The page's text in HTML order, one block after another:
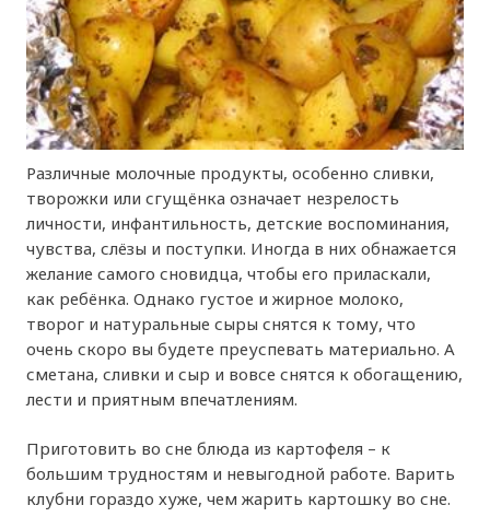
Различные молочные продукты, особенно сливки,
творожки или сгущёнка означает незрелость
личности, инфантильность, детские воспоминания,
чувства, слёзы и поступки. Иногда в них обнажается
желание самого сновидца, чтобы его приласкали,
как ребёнка. Однако густое и жирное молоко,
творог и натуральные сыры снятся к тому, что
очень скоро вы будете преуспевать материально. А
сметана, сливки и сыр и вовсе снятся к обогащению,
лести и приятным впечатлениям.
Приготовить во сне блюда из картофеля – к
большим трудностям и невыгодной работе. Варить
клубни гораздо хуже, чем жарить картошку во сне.